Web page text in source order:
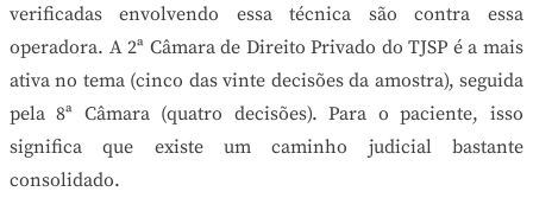
verificadas envolvendo essa técnica são contra essa
operadora. A 2ª Câmara de Direito Privado do TJSP é a mais
ativa no tema (cinco das vinte decisões da amostra), seguida
pela 8ª Câmara (quatro decisões). Para o paciente, isso
significa que existe um caminho judicial bastante
consolidado.